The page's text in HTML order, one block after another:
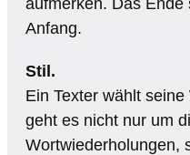
Anfang.
Stil.
Ein Texter wählt
geht es nicht nur um
Wortwiederholungen,